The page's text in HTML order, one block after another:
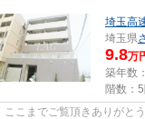
埼玉高
埼玉県
9.8万
築年数
階数：
ここまでご覧頂きありがと